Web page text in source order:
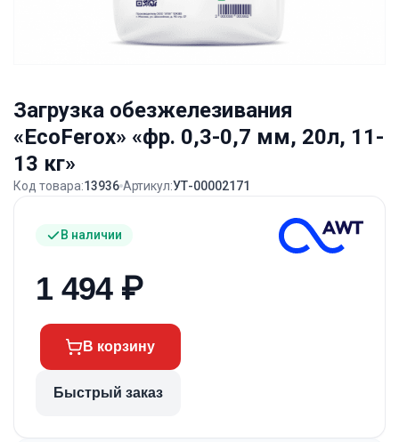
Загрузка обезжелезивания
«EcoFerox» «фр. 0,3-0,7 мм, 20л, 11-
13 кг»
Код товара:13936 Артикул:УТ-00002171
В наличии
1 494 ₽
В корзину
Быстрый заказ